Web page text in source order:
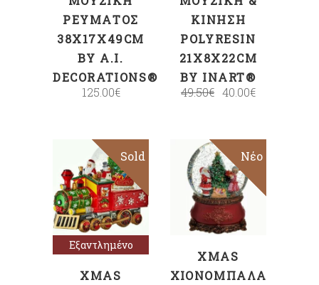
ΡΕΎΜΑΤΟΣ
38X17X49CM
BY A.I.
DECORATIONS®
125.00€
ΚΊΝΗΣΗ
POLYRESIN
21X8X22CM
BY INART®
49.50€ 40.00€
Sale
Εξαντλημένο
Sold
Διαβάστε
περισσότερα
XMAS
Sale
Νέο
ΠΡΟΣΘΉΚΗ
ΣΤΟ ΚΑΛΆΘΙ
XMAS
ΧΙΟΝΌΜΠΑΛΑ